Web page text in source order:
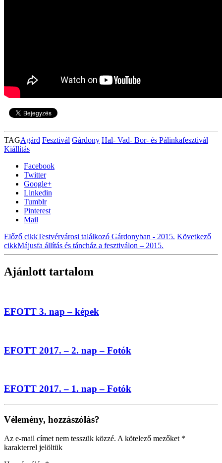
TAGAgárd Fesztivál Gárdony Hal- Vad- Bor- és Pálinkafesztivál
Kiállítás
Facebook
Twitter
Google+
Linkedin
Tumblr
Pinterest
Mail
Előző cikkTestvérvárosi találkozó Gárdonyban - 2015. Következő
cikkMájusfa állítás és táncház a fesztiválon – 2015.
Ajánlott tartalom
EFOTT 3. nap – képek
EFOTT 2017. – 2. nap – Fotók
EFOTT 2017. – 1. nap – Fotók
Vélemény, hozzászólás?
Az e-mail címet nem tesszük közzé. A kötelező mezőket *
karakterrel jelöltük